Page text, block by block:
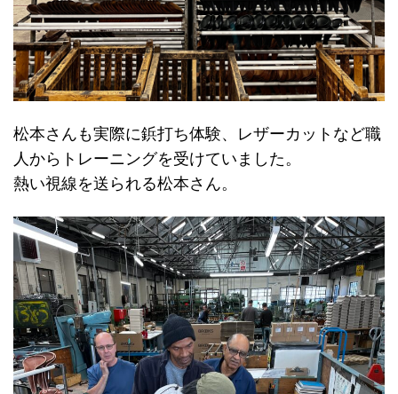
松本さんも実際に鋲打ち体験、レザーカットなど職
人からトレーニングを受けていました。
熱い視線を送られる松本さん。